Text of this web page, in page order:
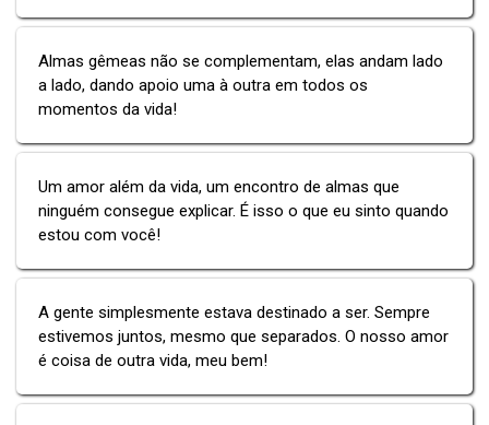
Almas gêmeas não se complementam, elas andam lado
a lado, dando apoio uma à outra em todos os
momentos da vida!
Um amor além da vida, um encontro de almas que
ninguém consegue explicar. É isso o que eu sinto quando
estou com você!
A gente simplesmente estava destinado a ser. Sempre
estivemos juntos, mesmo que separados. O nosso amor
é coisa de outra vida, meu bem!